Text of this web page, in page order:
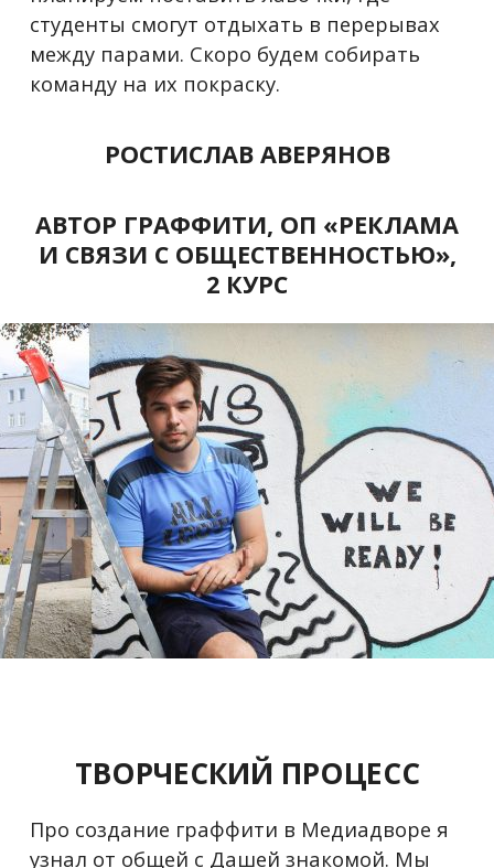
студенты смогут отдыхать в перерывах
между парами. Скоро будем собирать
команду на их покраску.
РОСТИСЛАВ АВЕРЯНОВ
АВТОР ГРАФФИТИ, ОП «РЕКЛАМА
И СВЯЗИ С ОБЩЕСТВЕННОСТЬЮ»,
2 КУРС
ТВОРЧЕСКИЙ ПРОЦЕСС
Про создание граффити в Медиадворе я
узнал от общей с Дашей знакомой. Мы